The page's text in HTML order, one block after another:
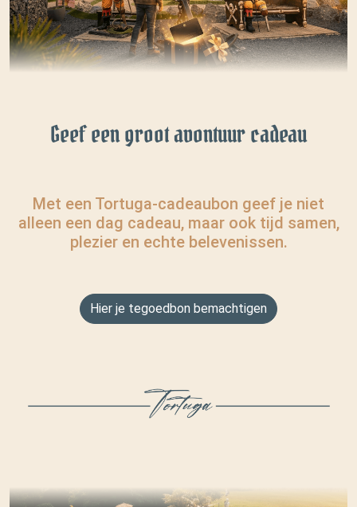
Geef een groot avontuur cadeau
Met een Tortuga-cadeaubon geef je niet
alleen een dag cadeau, maar ook tijd samen,
plezier en echte belevenissen.
Hier je tegoedbon bemachtigen